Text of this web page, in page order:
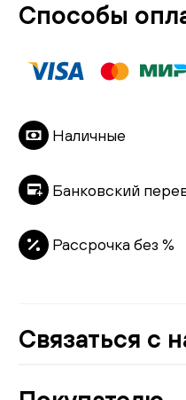
Связаться с
8 (800) 301-01-38
Способы
Наличные
Банковский
Рассрочка без %